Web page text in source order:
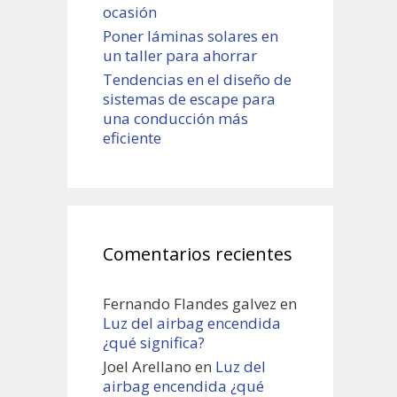
ocasión
Poner láminas solares en
un taller para ahorrar
Tendencias en el diseño de
sistemas de escape para
una conducción más
eficiente
Comentarios recientes
Fernando Flandes galvez en
Luz del airbag encendida
¿qué significa?
Joel Arellano en Luz del
airbag encendida ¿qué